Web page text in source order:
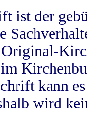
ist der
kann
wird